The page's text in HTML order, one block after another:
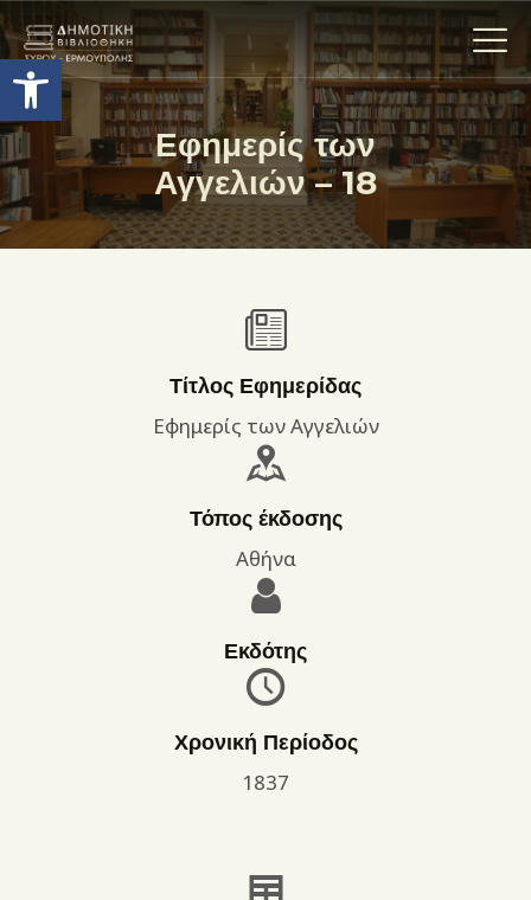
Ανοίξτε τη γραμμή εργαλείων
Εφημερίς των
Αγγελιών – 18
Η ΒΙΒΛΙΟΘΗΚΗ
ΟΙ ΣΥΛΛΟΓΈΣ
ΕΚΘΕΣΕΙΣ
ΨΗΦΙΑΚΌ ΑΡΧΕΊΟ
ΔΡΑΣΤΗΡΙΟΤΗΤΕΣ
ΕΠΙΚΟΙΝΩΝΊΑ
ΌΡΟΙ ΧΡΉΣΗΣ
Τίτλος Εφημερίδας
Εφημερίς των Αγγελιών
Τόπος έκδοσης
Αθήνα
Εκδότης
Χρονική Περίοδος
1837